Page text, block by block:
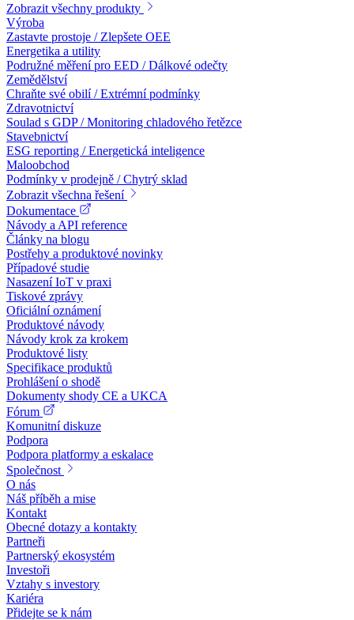
Zobrazit všechny produkty
Výroba
Zastavte prostoje / Zlepšete OEE
Energetika a utility
Podružné měření pro EED / Dálkové odečty
Zemědělství
Chraňte své obilí / Extrémní podmínky
Zdravotnictví
Soulad s GDP / Monitoring chladového řetězce
Stavebnictví
ESG reporting / Energetická inteligence
Maloobchod
Podmínky v prodejně / Chytrý sklad
Zobrazit všechna řešení
Dokumentace
Návody a API reference
Články na blogu
Postřehy a produktové novinky
Případové studie
Nasazení IoT v praxi
Tiskové zprávy
Oficiální oznámení
Produktové návody
Návody krok za krokem
Produktové listy
Specifikace produktů
Prohlášení o shodě
Dokumenty shody CE a UKCA
Fórum
Komunitní diskuze
Podpora
Podpora platformy a eskalace
Společnost
O nás
Náš příběh a mise
Kontakt
Obecné dotazy a kontakty
Partneři
Partnerský ekosystém
Investoři
Vztahy s investory
Kariéra
Přidejte se k nám